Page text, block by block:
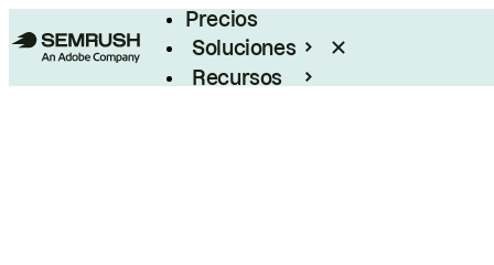
Precios
Soluciones
Recursos